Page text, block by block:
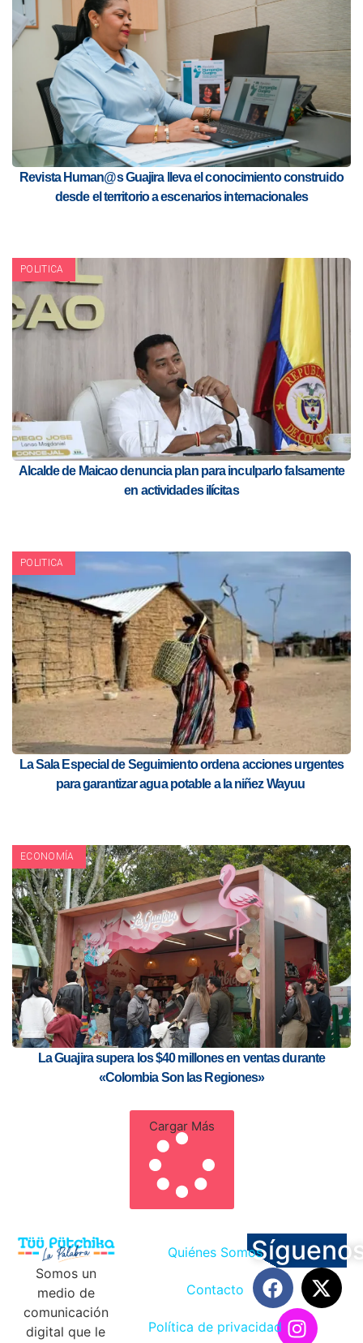
Revista Human@s Guajira lleva el conocimiento construido
desde el territorio a escenarios internacionales
POLITICA
Alcalde de Maicao denuncia plan para inculparlo falsamente
en actividades ilícitas
POLITICA
La Sala Especial de Seguimiento ordena acciones urgentes
para garantizar agua potable a la niñez Wayuu
ECONOMÍA
La Guajira supera los $40 millones en ventas durante
«Colombia Son las Regiones»
Cargar Más
Somos un
medio de
comunicación
digital que le
Quiénes Somos
Contacto
Política de privacidad